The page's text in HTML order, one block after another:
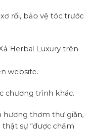
rối, bảo vệ tóc trước
Herbal Luxury trên
website.
chương trình khác.
hương thơm thư giãn,
sự “được chăm